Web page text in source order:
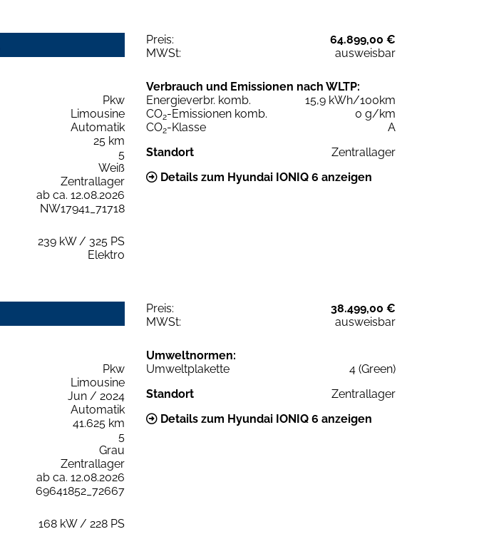
Preis:
64.899,00 €
MWSt:
ausweisbar
Pkw
Limousine
Automatik
25 km
5
Weiß
Zentrallager
ab ca. 12.08.2026
NW17941_71718
239 kW / 325 PS
Elektro
Verbrauch und Emissionen nach WLTP:
Energieverbr. komb.
15,9 kWh/100km
CO2-Emissionen komb.
0 g/km
CO2-Klasse
A
Standort
Zentrallager
Details zum Hyundai IONIQ 6 anzeigen
Preis:
38.499,00 €
MWSt:
ausweisbar
Pkw
Limousine
Jun / 2024
Automatik
41.625 km
5
Grau
Zentrallager
ab ca. 12.08.2026
69641852_72667
168 kW / 228 PS
Umweltnormen:
Umweltplakette
4 (Green)
Standort
Zentrallager
Details zum Hyundai IONIQ 6 anzeigen